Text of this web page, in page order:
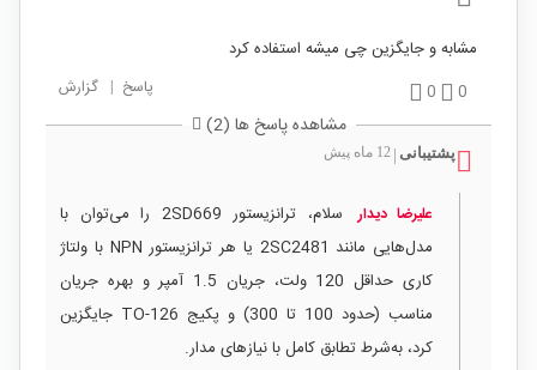
مشابه و جایگزین چی میشه استفاده کرد
0
0 پاسخ | گزارش
مشاهده پاسخ ها (2)
پشتیبانی | 12 ماه پیش
علیرضا دیدار
سلام، ترانزیستور 2SD669 را می‌توان با
مدل‌هایی مانند 2SC2481 یا هر ترانزیستور NPN با ولتاژ
کاری حداقل 120 ولت، جریان 1.5 آمپر و بهره جریان
مناسب (حدود 100 تا 300) و پکیج TO-126 جایگزین
کرد، به‌شرط تطابق کامل با نیازهای مدار.